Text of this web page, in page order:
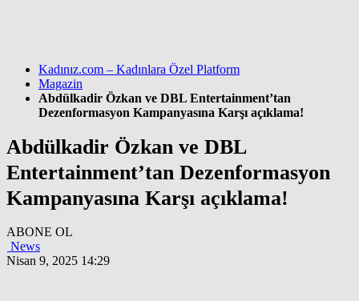
Kadınız.com – Kadınlara Özel Platform
Magazin
Abdülkadir Özkan ve DBL Entertainment’tan
Dezenformasyon Kampanyasına Karşı açıklama!
Abdülkadir Özkan ve DBL
Entertainment’tan Dezenformasyon
Kampanyasına Karşı açıklama!
ABONE OL
News
Nisan 9, 2025 14:29